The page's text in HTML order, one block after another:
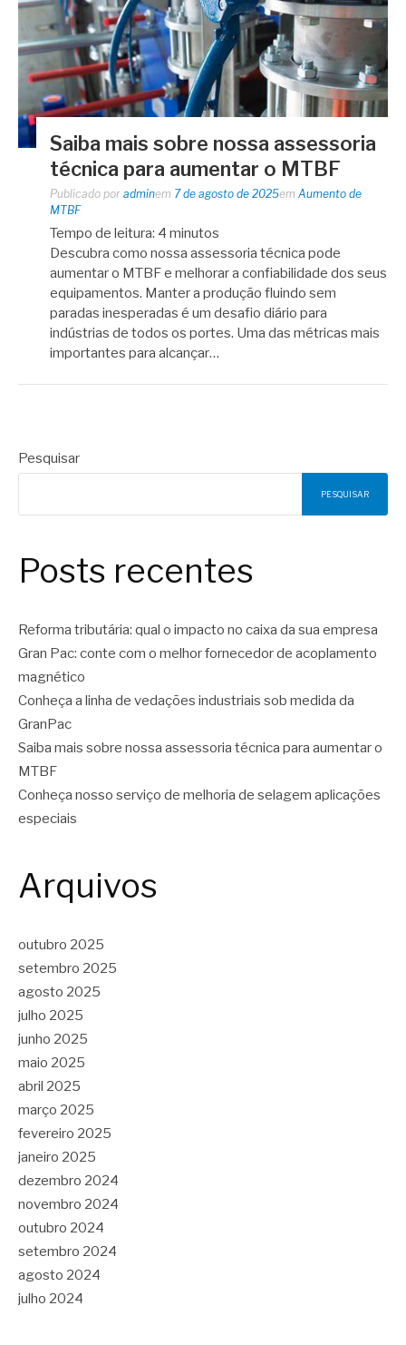
Saiba mais sobre nossa assessoria
técnica para aumentar o MTBF
Publicado por adminem 7 de agosto de 2025em Aumento de
MTBF
Tempo de leitura: 4 minutos
Descubra como nossa assessoria técnica pode
aumentar o MTBF e melhorar a confiabilidade dos seus
equipamentos. Manter a produção fluindo sem
paradas inesperadas é um desafio diário para
indústrias de todos os portes. Uma das métricas mais
importantes para alcançar…
Pesquisar
PESQUISAR
Posts recentes
Reforma tributária: qual o impacto no caixa da sua empresa
Gran Pac: conte com o melhor fornecedor de acoplamento
magnético
Conheça a linha de vedações industriais sob medida da
GranPac
Saiba mais sobre nossa assessoria técnica para aumentar o
MTBF
Conheça nosso serviço de melhoria de selagem aplicações
especiais
Arquivos
outubro 2025
setembro 2025
agosto 2025
julho 2025
junho 2025
maio 2025
abril 2025
março 2025
fevereiro 2025
janeiro 2025
dezembro 2024
novembro 2024
outubro 2024
setembro 2024
agosto 2024
julho 2024